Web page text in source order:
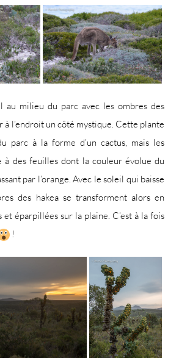
au milieu du parc avec les ombres des
à l’endroit un côté mystique. Cette plante
parc à la forme d’un cactus, mais les
à des feuilles dont la couleur évolue du
par l’orange. Avec le soleil qui baisse
des hakea se transforment alors en
éparpillées sur la plaine. C’est à la fois
!